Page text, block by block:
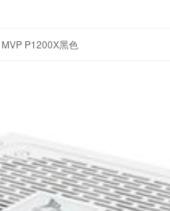
MVP P1200X黑色